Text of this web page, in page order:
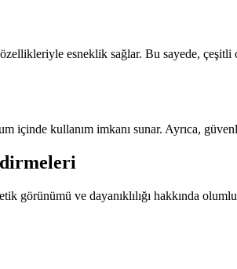
özellikleriyle esneklik sağlar. Bu sayede,
içinde kullanım imkanı sunar. Ayrıca,
görünümü ve dayanıklılığı hakkında